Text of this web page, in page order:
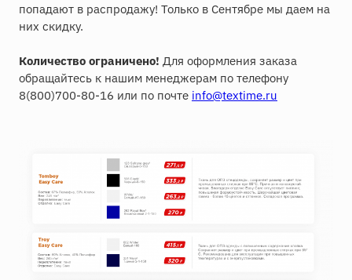
попадают в распродажу! Только в Сентябре мы даем на
них скидку.
Количество ограничено! Для оформления заказа
обращайтесь к нашим менеджерам по телефону
8(800)700-80-16 или по почте info@textime.ru